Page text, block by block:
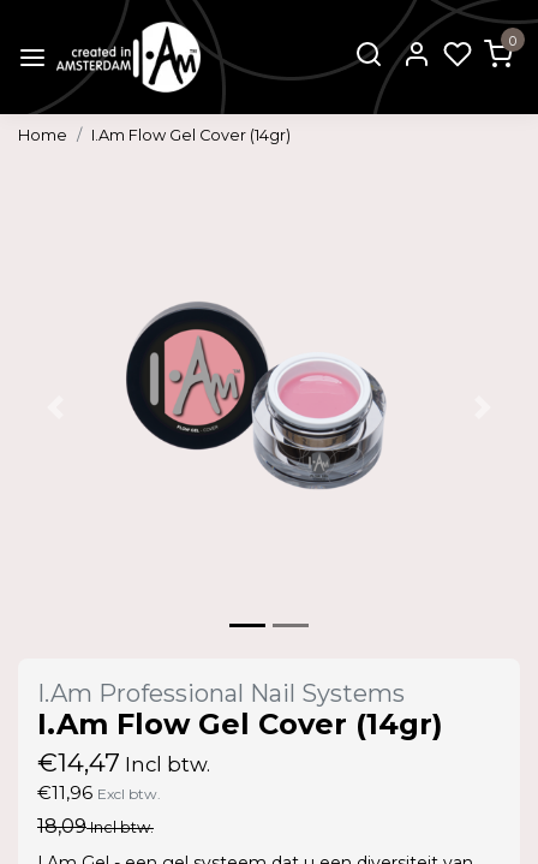
0
Home I.Am Flow Gel Cover (14gr)
I.Am Professional Nail Systems
I.Am Flow Gel Cover (14gr)
€14,47 Incl btw.
€11,96 Excl btw.
18,09Incl btw.